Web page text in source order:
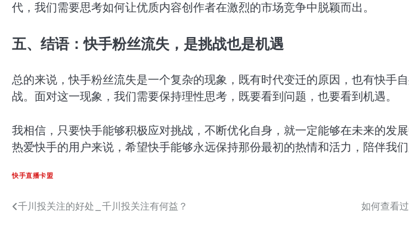
代，我们需要思考如何让优质内容创作者在激烈的市场竞争中脱颖而出。
五、结语：快手粉丝流失，是挑战也是机遇
总的来说，快手粉丝流失是一个复杂的现象，既有时代变迁的原因，也有快手
战。面对这一现象，我们需要保持理性思考，既要看到问题，也要看到机遇。
我相信，只要快手能够积极应对挑战，不断优化自身，就一定能够在未来的发
热爱快手的用户来说，希望快手能够永远保持那份最初的热情和活力，陪伴我们
快手直播卡盟
文千川投关注的好处_千川投关注有何益？ 如何查看